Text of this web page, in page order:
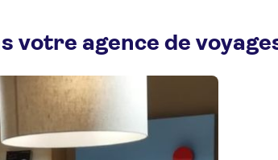
votre agence de